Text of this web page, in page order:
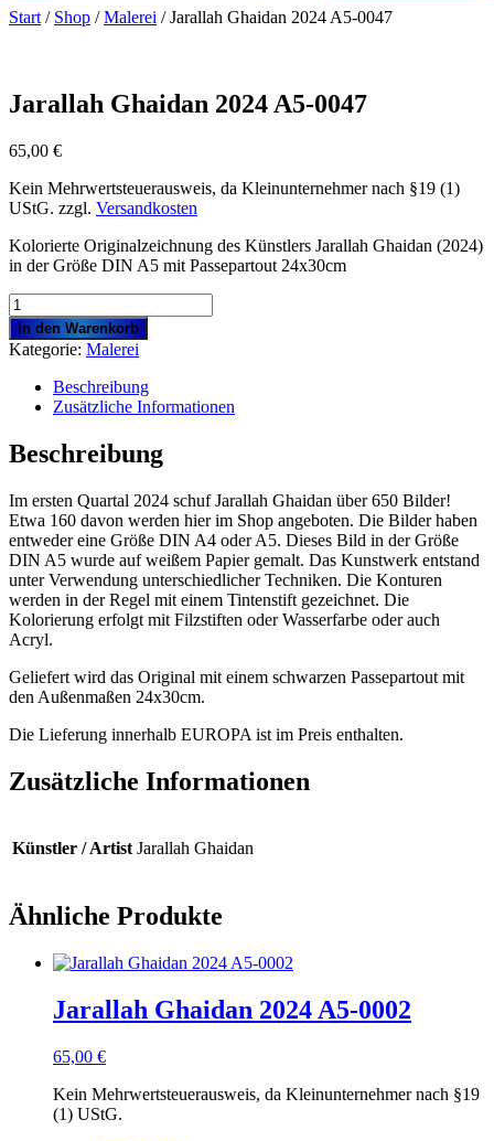
Start / Shop /Malerei / Jarallah Ghaidan 2024 A5-0047
Jarallah Ghaidan 2024 A5-0047
65,00 €
Kein Mehrwertsteuerausweis, da Kleinunternehmer nach §19 (1)
UStG. zzgl. Versandkosten
Kolorierte Originalzeichnung des Künstlers Jarallah Ghaidan (2024)
in der Größe DIN A5 mit Passepartout 24x30cm
Jarallah
Ghaidan
2024
A5-
0047
Menge
In den Warenkorb
Kategorie: Malerei
Beschreibung
Zusätzliche Informationen
Beschreibung
Im ersten Quartal 2024 schuf Jarallah Ghaidan über 650 Bilder!
Etwa 160 davon werden hier im Shop angeboten. Die Bilder haben
entweder eine Größe DIN A4 oder A5. Dieses Bild in der Größe
DIN A5 wurde auf weißem Papier gemalt. Das Kunstwerk entstand
unter Verwendung unterschiedlicher Techniken. Die Konturen
werden in der Regel mit einem Tintenstift gezeichnet. Die
Kolorierung erfolgt mit Filzstiften oder Wasserfarbe oder auch
Acryl.
Geliefert wird das Original mit einem schwarzen Passepartout mit
den Außenmaßen 24x30cm.
Die Lieferung innerhalb EUROPA ist im Preis enthalten.
Zusätzliche Informationen
Künstler / Artist Jarallah Ghaidan
Ähnliche Produkte
Jarallah Ghaidan 2024 A5-0002
65,00 €
Kein Mehrwertsteuerausweis, da Kleinunternehmer nach §19
(1) UStG.